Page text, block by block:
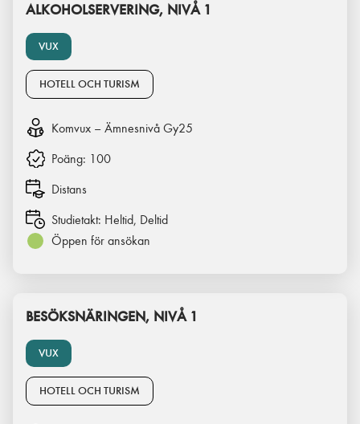
VUX
ALKOHOLSERVERING, NIVÅ 1
HOTELL OCH TURISM
Komvux – Ämnesnivå Gy25
Poäng: 100
Distans
Studietakt: Heltid, Deltid
Öppen för ansökan
VUX
BESÖKSNÄRINGEN, NIVÅ 1
HOTELL OCH TURISM